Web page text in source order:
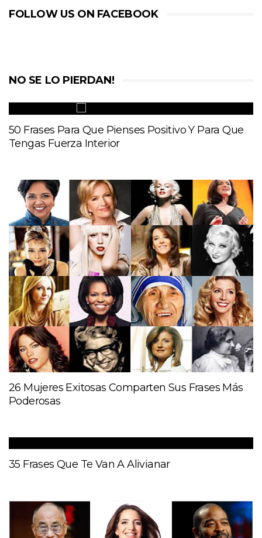
FOLLOW US ON FACEBOOK
NO SE LO PIERDAN!
50 Frases Para Que Pienses Positivo Y Para Que
Tengas Fuerza Interior
26 Mujeres Exitosas Comparten Sus Frases Más
Poderosas
35 Frases Que Te Van A Alivianar